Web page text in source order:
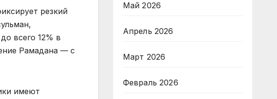
резкий
всего 12% в
Рамадана — с
имеют
Май 2026
Апрель 2026
Март 2026
Февраль 2026